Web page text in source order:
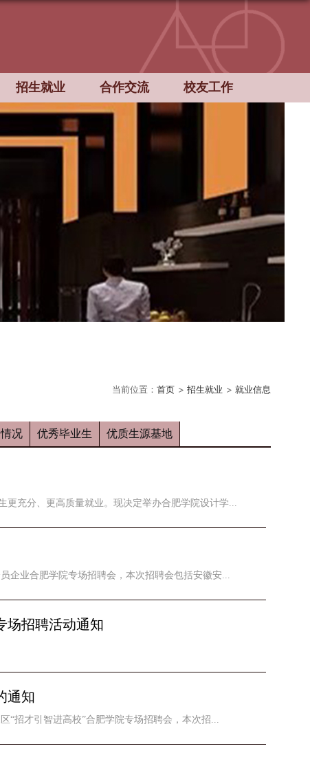
招生就业 合作交流 校友工作
当前位置： 首页 招生就业 就业信息
况 优秀毕业生 优质生源基地
更充分、更高质量就业。现决定举办合肥学院设计学...
企业合肥学院专场招聘会，本次招聘会包括安徽安...
场招聘活动通知
通知
“招才引智进高校”合肥学院专场招聘会，本次招...